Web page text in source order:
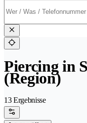
Piercing in
(Region)
13 Ergebnisse